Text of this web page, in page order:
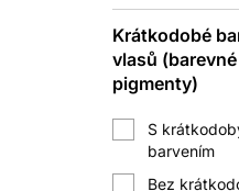
Krátkodobé
vlasů (barevné
pigmenty)
S
barvením
Bez